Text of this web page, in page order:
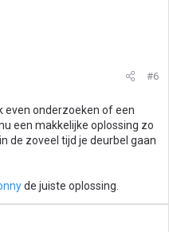
#6
even onderzoeken of een
een makkelijke oplossing zo
de zoveel tijd je deurbel gaan
de juiste oplossing.